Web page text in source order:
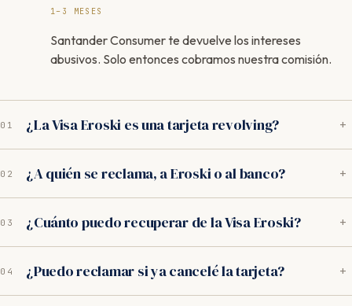
1–3 MESES
Santander Consumer te devuelve los intereses
abusivos. Solo entonces cobramos nuestra comisión.
01 ¿La Visa Eroski es una tarjeta revolving? +
funciona como revolving con TAE entre el 21% y el 23%. Los
tribunales consideran estos tipos usurarios.
02 ¿A quién se reclama, a Eroski o al banco? +
gestiona la tarjeta y cobra los intereses. Eroski solo actúa
como distribuidor comercial.
03 ¿Cuánto puedo recuperar de la Visa Eroski? +
hemos superado los 6.500€. Depende del tiempo de uso y
del saldo dispuesto.
04 ¿Puedo reclamar si ya cancelé la tarjeta? +